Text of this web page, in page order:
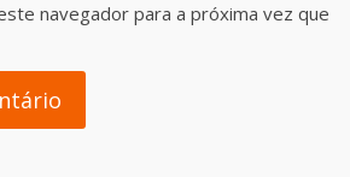
navegador para a próxima vez que